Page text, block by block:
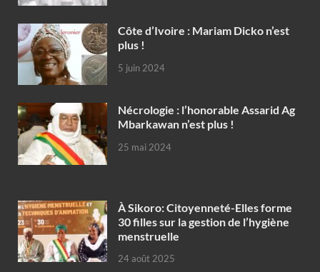
Côte d’Ivoire : Mariam Dicko n’est
plus !
5 juin 2024
Nécrologie : l’honorable Assarid Ag
Mbarkawan n’est plus !
25 mai 2024
À Sikoro: Citoyenneté-Elles forme
30 filles sur la gestion de l’hygiène
menstruelle
24 août 2025